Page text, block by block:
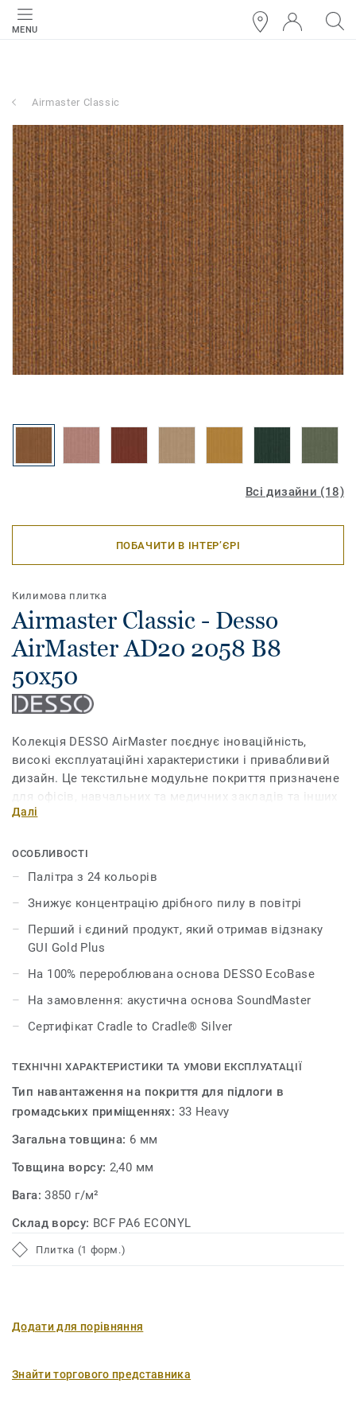
MENU
Airmaster Classic
Всі дизайни (18)
ПОБАЧИТИ В ІНТЕР’ЄРІ
Килимова плитка
Airmaster Classic - Desso
AirMaster AD20 2058 B8
50x50
Колекція DESSO AirMaster поєднує іноваційність,
високі експлуатаційні характеристики і привабливий
дизайн. Це текстильне модульне покриття призначене
для офісів, навчальних та медичних закладів та інших
громадських приміщень. Воно позитивно впливає на
що його запатентована технологія знижує
концентрацію дрібного пилу в повітрі в чотири рази
ефективніше, ніж звичайні килими й у вісім разів
ефективніше, ніж інші види покриттів. Плитка має
петлевий ворс і палітру з 24 кольорів.
Далі
ОСОБЛИВОСТІ
Палітра з 24 кольорів
Знижує концентрацію дрібного пилу в повітрі
Перший і єдиний продукт, який отримав відзнаку
GUI Gold Plus
На 100% перероблювана основа DESSO EcoBase
На замовлення: акустична основа SoundMaster
Сертифікат Cradle to Cradle® Silver
ТЕХНІЧНІ ХАРАКТЕРИСТИКИ ТА УМОВИ ЕКСПЛУАТАЦІЇ
Тип навантаження на покриття для підлоги в
громадських приміщеннях: 33 Heavy
Загальна товщина: 6 мм
Товщина ворсу: 2,40 мм
Вага:3850 г/м²
Склад ворсу: BCF PA6 ECONYL
Плитка (1 форм.)
Додати для порівняння
Знайти торгового представника